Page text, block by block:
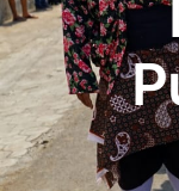
Publikasi
Peta Wisata
BLU